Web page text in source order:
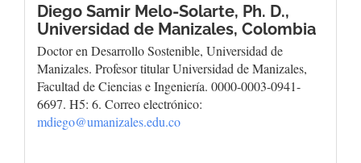
Diego Samir Melo-Solarte, Ph. D.,
Universidad de Manizales, Colombia
Doctor en Desarrollo Sostenible, Universidad de
Manizales. Profesor titular Universidad de Manizales,
Facultad de Ciencias e Ingeniería. 0000-0003-0941-
6697. H5: 6. Correo electrónico:
mdiego@umanizales.edu.co